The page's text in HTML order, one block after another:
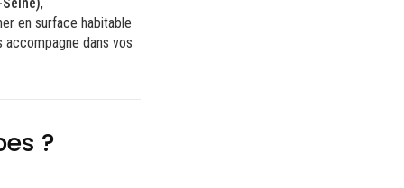
en surface habitable
accompagne dans vos
?